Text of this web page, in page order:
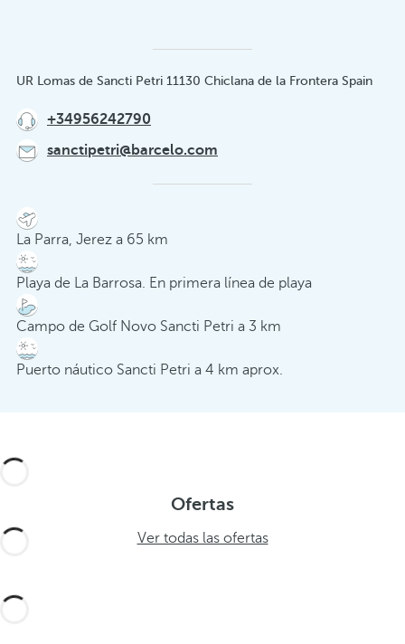
UR Lomas de Sancti Petri 11130 Chiclana de la Frontera Spain
+34956242790
sanctipetri@barcelo.com
La Parra, Jerez a 65 km
Playa de La Barrosa. En primera línea de playa
Campo de Golf Novo Sancti Petri a 3 km
Puerto náutico Sancti Petri a 4 km aprox.
Ofertas
Ver todas las ofertas